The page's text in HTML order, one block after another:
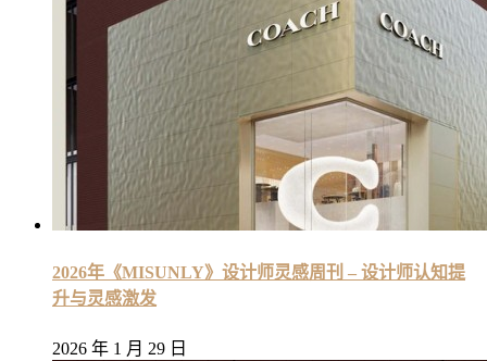
2026年《MISUNLY》设计师灵感周刊 – 设计师认知提
升与灵感激发
2026 年 1 月 29 日